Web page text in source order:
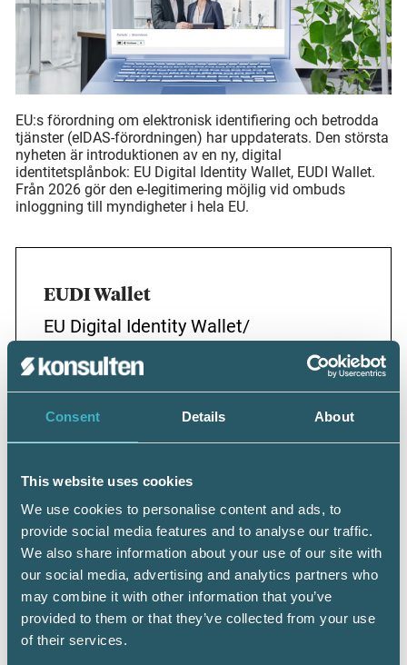
Consent Details About
This website uses cookies
We use cookies to personalise content and ads, to
provide social media features and to analyse our traffic.
We also share information about your use of our site with
our social media, advertising and analytics partners who
may combine it with other information that you’ve
provided to them or that they’ve collected from your use
of their services.
EU:s förordning om elektronisk identifiering och betrodda
tjänster (eIDAS-förordningen) har uppdaterats. Den största
nyheten är introduktionen av en ny, digital
identitetsplånbok: EU Digital Identity Wallet, EUDI Wallet.
Från 2026 gör den e-legitimering möjlig vid ombuds
inloggning till myndigheter i hela EU.
EUDI Wallet
EU Digital Identity Wallet/
Digital identitetsplånbok.
Nyhet i EU:s eIDAS-förordning.
Gratis. Frivillig.
Introduceras 2026.
Ökar nyttan med e-legitimation.
Smidigare ombudshantering i hela EU.
Mer information